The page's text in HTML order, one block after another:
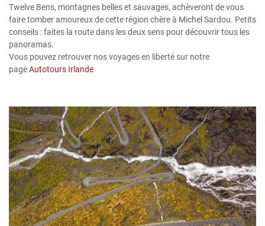
Twelve Bens, montagnes belles et sauvages, achèveront de vous
faire tomber amoureux de cette région chère à Michel Sardou. Petits
conseils : faites la route dans les deux sens pour découvrir tous les
panoramas.
Vous pouvez retrouver nos voyages en liberté sur notre
pageAutotours Irlande